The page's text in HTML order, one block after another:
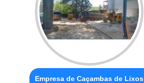
Empresa de Caçambas de Lixos